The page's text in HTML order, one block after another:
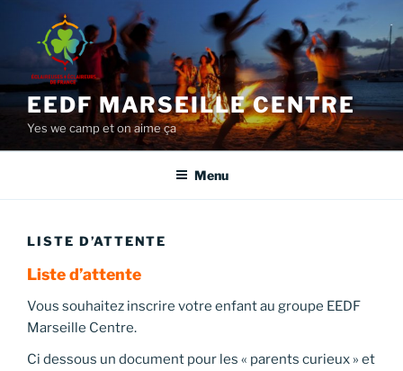
contenu
principal
EEDF MARSEILLE CENTRE
Yes we camp et on aime ça
Menu
LISTE D’ATTENTE
Liste d’attente
Vous souhaitez inscrire votre enfant au groupe EEDF
Marseille Centre.
Ci dessous un document pour les « parents curieux » et